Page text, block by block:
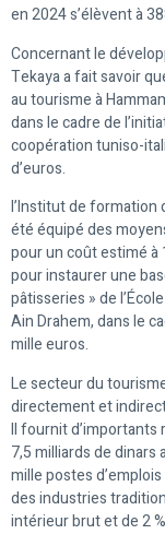
en 2024 s’élèvent à
Concernant le
Tekaya a fait savoir
au tourisme à
dans le cadre de
coopération tuniso-
d’euros.
l’Institut de formation
été équipé des
pour un coût estimé
pour instaurer une
pâtisseries » de
Ain Drahem, dans le
mille euros.
Le secteur du
directement et
Il fournit d’importants
7,5 milliards de dinars
mille postes
des industries
intérieur brut et de 2